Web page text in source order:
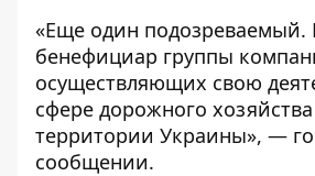
«Еще один подозреваемый.
бенефициар группы
осуществляющих свою
сфере дорожного
территории Украины», —
сообщении.